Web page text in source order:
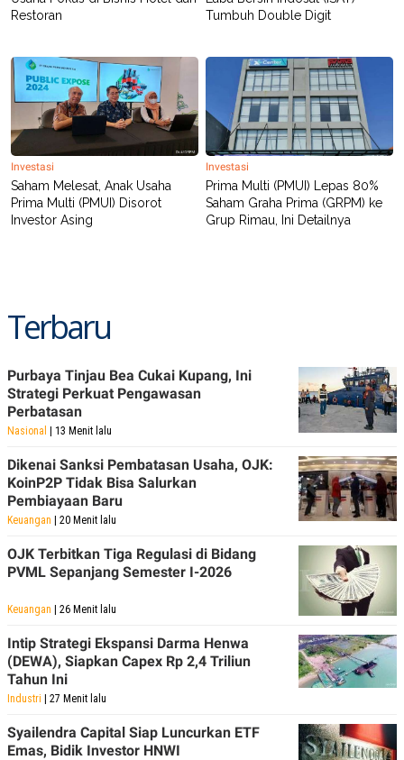
Restoran
Tumbuh Double Digit
Investasi
Saham Melesat, Anak Usaha
Prima Multi (PMUI) Disorot
Investor Asing
Investasi
Prima Multi (PMUI) Lepas 80%
Saham Graha Prima (GRPM) ke
Grup Rimau, Ini Detailnya
Terbaru
Purbaya Tinjau Bea Cukai Kupang, Ini
Strategi Perkuat Pengawasan
Perbatasan
Nasional | 13 Menit lalu
Dikenai Sanksi Pembatasan Usaha, OJK:
KoinP2P Tidak Bisa Salurkan
Pembiayaan Baru
Keuangan | 20 Menit lalu
OJK Terbitkan Tiga Regulasi di Bidang
PVML Sepanjang Semester I-2026
Keuangan | 26 Menit lalu
Intip Strategi Ekspansi Darma Henwa
(DEWA), Siapkan Capex Rp 2,4 Triliun
Tahun Ini
Industri | 27 Menit lalu
Syailendra Capital Siap Luncurkan ETF
Emas, Bidik Investor HNWI